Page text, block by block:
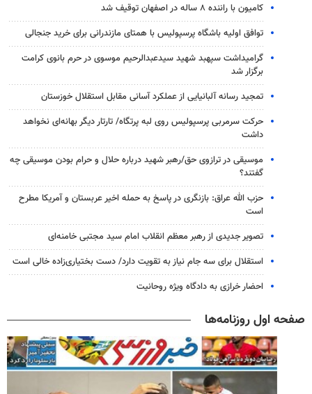
کامیون با راننده ۸ ساله در اصفهان توقیف شد
توافق اولیه باشگاه پرسپولیس با همتای مازندرانی برای خرید جنجالی
گرامیداشت سپهبد شهید سیدعبدالرحیم موسوی در حرم بانوی کرامت
برگزار شد
تمجید رسانه آلبانیایی از عملکرد آسانی مقابل استقلال خوزستان
حرکت سرمربی پرسپولیس روی لبه پرتگاه/ تارتار دیگر بهانه‌ای نخواهد
داشت
موسیقی در ترازوی حق/رهبر شهید درباره حلال و حرام بودن موسیقی چه
گفتند؟
حزب الله عراق: بازنگری در پاسخ به حمله اخیر عربستان و آمریکا مطرح
است
تصویر جدیدی از رهبر معظم انقلاب امام سید مجتبی خامنه‌ای
استقلال برای سه جام نیاز به تقویت دارد/ دست بختیاری‌زاده خالی است
احضار خرازی به دادگاه ویژه روحانیت
صفحه اول روزنامه‌ها